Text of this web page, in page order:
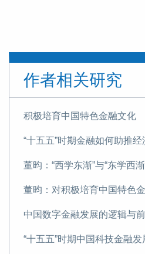
作者相关研究
积极培育中国特色金融文化
“十五五”时期金融如何助推
中国数字金融发展的逻辑与